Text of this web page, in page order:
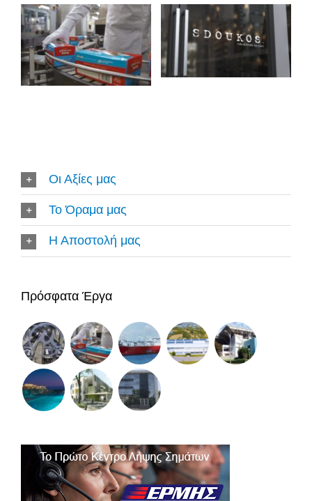
Θράκης:
Εργοστάσιο
Οι Αξίες μας
Το Όραμα μας
Η Αποστολή μας
Πρόσφατα Έργα